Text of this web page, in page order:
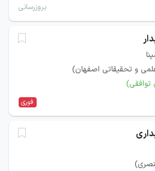
بروزرسانی
و تحقیقاتی اصفهان)
فوری